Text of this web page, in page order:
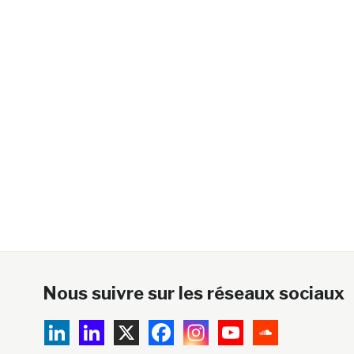
Nous suivre sur les réseaux sociaux